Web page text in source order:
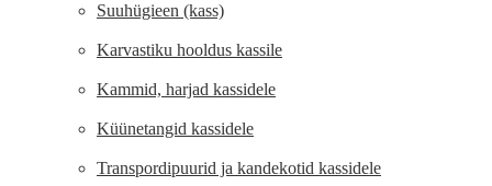
Suuhügieen (kass)
Karvastiku hooldus kassile
Kammid, harjad kassidele
Küünetangid kassidele
Transpordipuurid ja kandekotid kassidele